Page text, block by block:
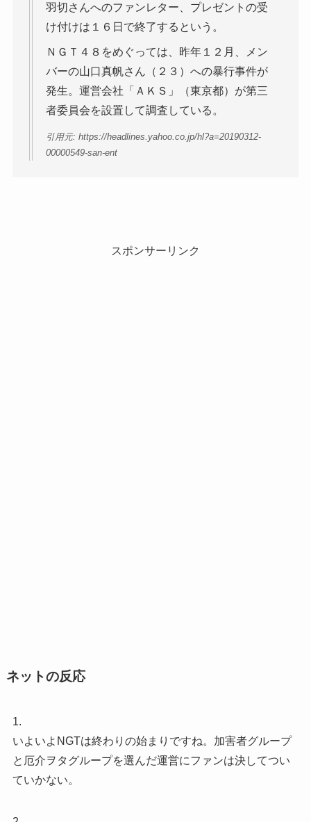
羽切さんへのファンレター、プレゼントの受
け付けは１６日で終了するという。
ＮＧＴ４８をめぐっては、昨年１２月、メン
バーの山口真帆さん（２３）への暴行事件が
発生。運営会社「ＡＫＳ」（東京都）が第三
者委員会を設置して調査している。
引用元: https://headlines.yahoo.co.jp/hl?a=20190312-
00000549-san-ent
スポンサーリンク
ネットの反応
1.
いよいよNGTは終わりの始まりですね。加害者グループ
と厄介ヲタグループを選んだ運営にファンは決してつい
ていかない。